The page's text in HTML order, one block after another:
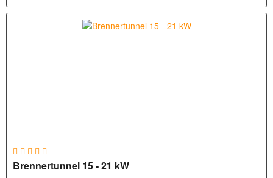
Brennertunnel 15 - 21 kW